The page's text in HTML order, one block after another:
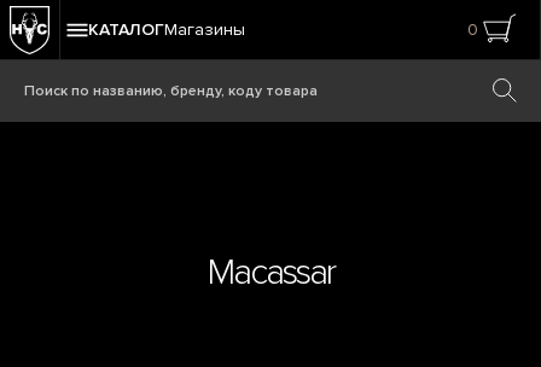
КАТАЛОГМагазины 0
Macassar